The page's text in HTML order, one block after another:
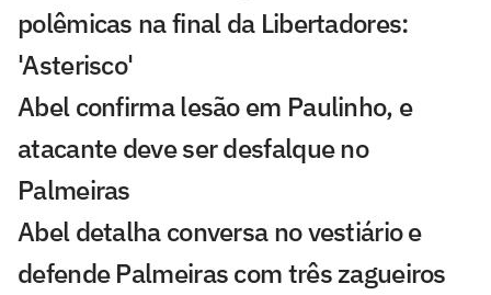
polêmicas na final da Libertadores:
'Asterisco'
Abel confirma lesão em Paulinho, e
atacante deve ser desfalque no
Palmeiras
Abel detalha conversa no vestiário e
defende Palmeiras com três zagueiros